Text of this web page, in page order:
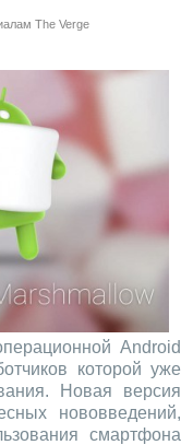
The Verge
Android
которой уже
Новая версия
нововведений,
смартфона